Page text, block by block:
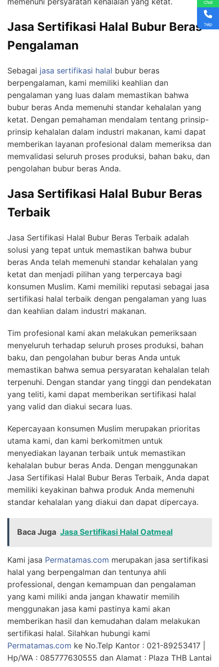
Jasa Sertifikasi Halal Bubur Beras
Pengalaman
Sebagai jasa sertifikasi halal bubur beras
berpengalaman, kami memiliki keahlian dan
pengalaman yang luas dalam memastikan bahwa
bubur beras Anda memenuhi standar kehalalan yang
ketat. Dengan pemahaman mendalam tentang prinsip-
prinsip kehalalan dalam industri makanan, kami dapat
memberikan layanan profesional dalam memeriksa dan
memvalidasi seluruh proses produksi, bahan baku, dan
pengolahan bubur beras Anda.
Jasa Sertifikasi Halal Bubur Beras
Terbaik
Jasa Sertifikasi Halal Bubur Beras Terbaik adalah
solusi yang tepat untuk memastikan bahwa bubur
beras Anda telah memenuhi standar kehalalan yang
ketat dan menjadi pilihan yang terpercaya bagi
konsumen Muslim. Kami memiliki reputasi sebagai jasa
sertifikasi halal terbaik dengan pengalaman yang luas
dan keahlian dalam industri makanan.
Tim profesional kami akan melakukan pemeriksaan
menyeluruh terhadap seluruh proses produksi, bahan
baku, dan pengolahan bubur beras Anda untuk
memastikan bahwa semua persyaratan kehalalan telah
terpenuhi. Dengan standar yang tinggi dan pendekatan
yang teliti, kami dapat memberikan sertifikasi halal
yang valid dan diakui secara luas.
Kepercayaan konsumen Muslim merupakan prioritas
utama kami, dan kami berkomitmen untuk
menyediakan layanan terbaik untuk memastikan
kehalalan bubur beras Anda. Dengan menggunakan
Jasa Sertifikasi Halal Bubur Beras Terbaik, Anda dapat
memiliki keyakinan bahwa produk Anda memenuhi
standar kehalalan yang diakui dan dapat dipercaya.
Baca Juga Jasa Sertifikasi Halal Oatmeal
Kami jasa Permatamas.com merupakan jasa sertifikasi
halal yang berpengalman dan tentunya ahli
professional, dengan kemampuan dan pengalaman
yang kami miliki anda jangan khawatir memilih
menggunakan jasa kami pastinya kami akan
memberikan hasil dan kemudahan dalam melakukan
sertifikasi halal. Silahkan hubungi kami
Permatamas.com ke No.Telp Kantor : 021-89253417 |
Hp/WA : 085777630555 dan Alamat : Plaza THB Lantai
Chat
Telp